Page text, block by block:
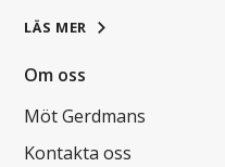
LÄS MER
Om oss
Möt Gerdmans
Kontakta oss